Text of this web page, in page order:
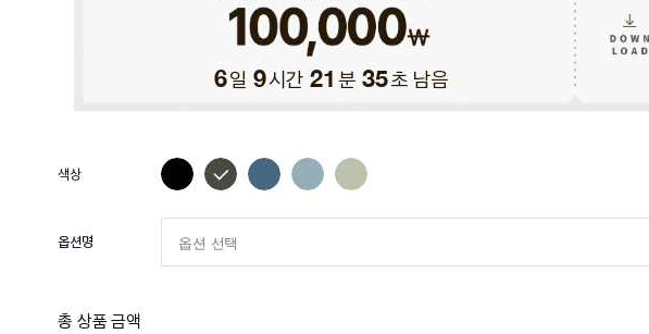
6일 9시간 21 분 33초 남음
옵션명
총 상품 금액